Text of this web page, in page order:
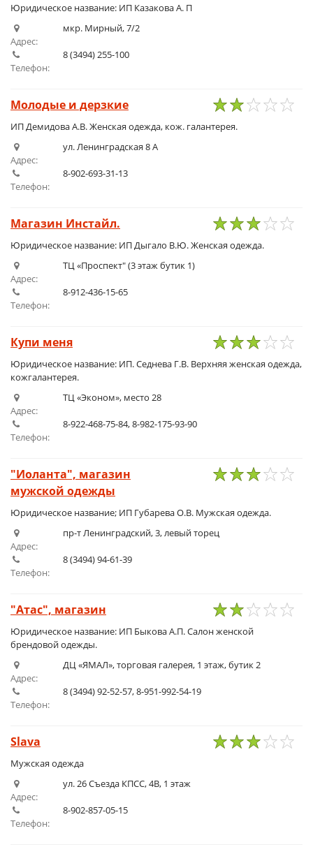
Юридическое название: ИП Казакова А. П
Адрес:
мкр. Мирный, 7/2
Телефон:
8 (3494) 255-100
Молодые и дерзкие
2
1
ИП Демидова А.В. Женская одежда, кож. галантерея.
Адрес:
ул. Ленинградская 8 А
Телефон:
8-902-693-31-13
Магазин Инстайл.
3
2
1
Юридическое название: ИП Дыгало В.Ю. Женская одежда.
Адрес:
ТЦ «Проспект" (3 этаж бутик 1)
Телефон:
8-912-436-15-65
Купи меня
5
4
3
2
1
Юридическое название: ИП. Седнева Г.В. Верхняя женская одежда,
кожгалантерея.
Адрес:
ТЦ «Эконом», место 28
Телефон:
8-922-468-75-84, 8-982-175-93-90
"Иоланта", магазин
мужской одежды
Юридическое название; ИП Губарева О.В. Мужская одежда.
Адрес:
пр-т Ленинградский, 3, левый торец
Телефон:
8 (3494) 94-61-39
"Атас", магазин
3
2
1
Юридическое название: ИП Быкова А.П. Салон женской
брендовой одежды.
Адрес:
ДЦ «ЯМАЛ», торговая галерея, 1 этаж, бутик 2
Телефон:
8 (3494) 92-52-57, 8-951-992-54-19
Slava
Мужская одежда
Адрес:
ул. 26 Съезда КПСС, 4В, 1 этаж
Телефон:
8-902-857-05-15